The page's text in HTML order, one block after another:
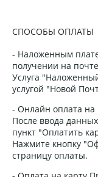
СПОСОБЫ ОПЛАТЫ
- Наложенным
получении на
Услуга
услугой "Новой
- Онлайн оплата на
После ввода
пункт "Оплатить
Нажмите кнопку
страницу оплаты.